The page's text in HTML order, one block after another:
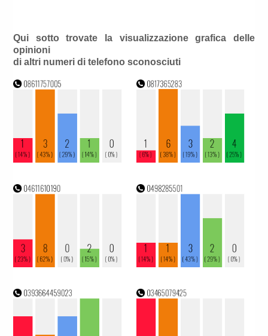
Qui sotto trovate la visualizzazione grafica delle
opinioni
di altri numeri di telefono sconosciuti